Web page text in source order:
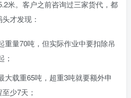
米。客户之前咨询过三家货代，都
才发现：
重量70吨，但实际作业中要扣除吊
；
大载重65吨，超重3吨就要额外申
少7天；